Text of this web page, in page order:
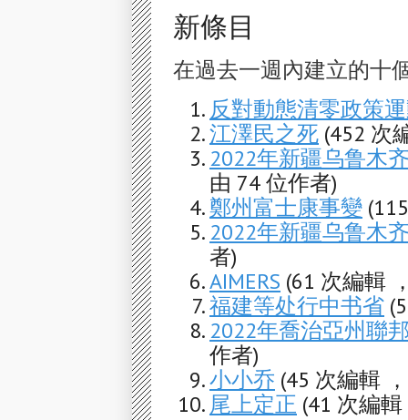
新條目
在過去一週內建立的十
反對動態清零政策
江澤民之死 (452 次
2022年新疆乌鲁木
由 74 位作者)
鄭州富士康事變
2022年新疆乌鲁木
者)
AIMERS (61 次編輯
福建等处行中书省
2022年喬治亞州聯
作者)
小小乔 (45 次編輯
尾上定正 (41 次編